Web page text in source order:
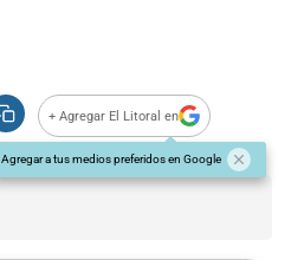
+ Agregar El Litoral en
Agregar a tus medios preferidos en Google